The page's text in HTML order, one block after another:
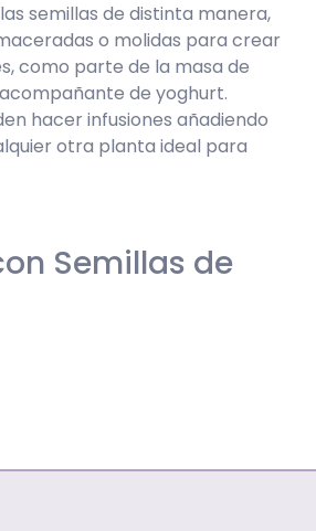
semillas de distinta manera,
o molidas para crear
como parte de la masa de
de yoghurt.
hacer infusiones añadiendo
otra planta ideal para
Semillas de